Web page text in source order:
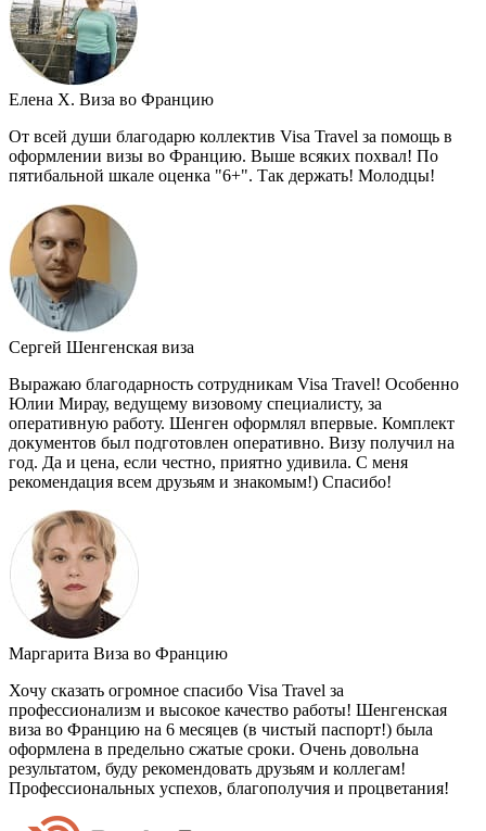
Елена Х. Виза во Францию
От всей души благодарю коллектив Visa Travel за помощь в
оформлении визы во Францию. Выше всяких похвал! По
пятибальной шкале оценка "6+". Так держать! Молодцы!
Сергей Шенгенская виза
Выражаю благодарность сотрудникам Visa Travel! Особенно
Юлии Мирау, ведущему визовому специалисту, за
оперативную работу. Шенген оформлял впервые. Комплект
документов был подготовлен оперативно. Визу получил на
год. Да и цена, если честно, приятно удивила. С меня
рекомендация всем друзьям и знакомым!) Спасибо!
Маргарита Виза во Францию
Хочу сказать огромное спасибо Visa Travel за
профессионализм и высокое качество работы! Шенгенская
виза во Францию на 6 месяцев (в чистый паспорт!) была
оформлена в предельно сжатые сроки. Очень довольна
результатом, буду рекомендовать друзьям и коллегам!
Профессиональных успехов, благополучия и процветания!